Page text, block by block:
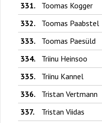
331.
Toomas Kogger
332.
Toomas Paabstel
333.
Toomas Paesüld
334.
Triinu Heinsoo
335.
Triinu Kannel
336.
Tristan Vertmann
337.
Tristan Viidas